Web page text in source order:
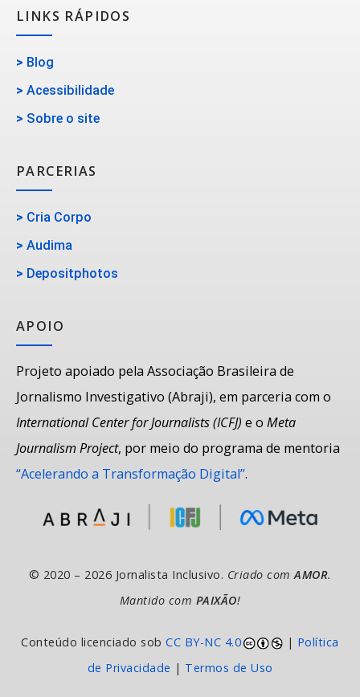
LINKS RÁPIDOS
> Blog
> Acessibilidade
> Sobre o site
PARCERIAS
> Cria Corpo
> Audima
> Depositphotos
APOIO
Projeto apoiado pela Associação Brasileira de
Jornalismo Investigativo (Abraji), em parceria com o
International Center for Journalists (ICFJ) e o Meta
Journalism Project, por meio do programa de mentoria
“Acelerando a Transformação Digital”.
© 2020 – 2026 Jornalista Inclusivo. Criado comAMOR.
Mantido com PAIXÃO!
Conteúdo licenciado sobCC BY-NC 4.0 | Política
de Privacidade | Termos de Uso